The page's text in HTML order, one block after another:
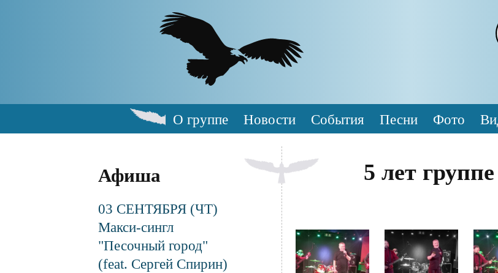
Main
О группе Новости События Песни Фото
Афиша
03 СЕНТЯБРЯ (ЧТ)
Макси-сингл
"Песочный город"
(feat. Сергей Спирин)
5 лет
Файл
изображения
Файл
изображения